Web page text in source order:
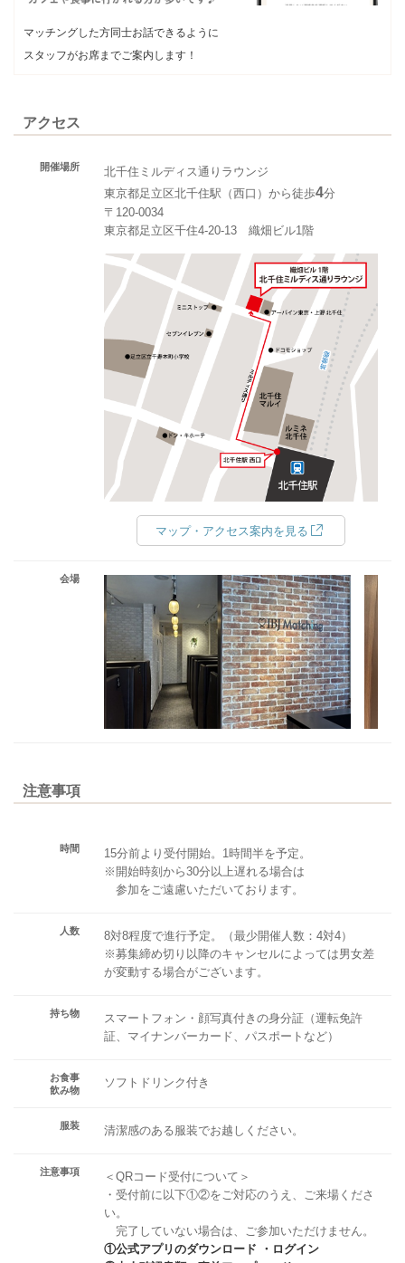
マッチングした方同士お話できるように
スタッフがお席までご案内します！
アクセス
開催場所
北千住ミルディス通りラウンジ
東京都足立区北千住駅（西口）から徒歩4分
〒120-0034
東京都足立区千住4-20-13 織畑ビル1階
マップ・アクセス案内を見る
会場
注意事項
時間
15分前より受付開始。1時間半を予定。
※開始時刻から30分以上遅れる場合は
参加をご遠慮いただいております。
人数
8対8程度で進行予定。（最少開催人数：4対4）
※募集締め切り以降のキャンセルによっては男女差
が変動する場合がございます。
持ち物
スマートフォン・顔写真付きの身分証（運転免許
証、マイナンバーカード、パスポートなど）
お食事
飲み物
ソフトドリンク付き
服装 清潔感のある服装でお越しください。
注意事項
＜QRコード受付について＞
・受付前に以下①②をご対応のうえ、ご来場くださ
い。
完了していない場合は、ご参加いただけません。
①公式アプリのダウンロード ・ログイン